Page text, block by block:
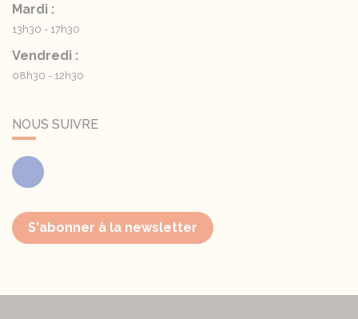
Mardi :
13h30 - 17h30
Vendredi :
08h30 - 12h30
NOUS SUIVRE
Facebook
S'abonner à la newsletter